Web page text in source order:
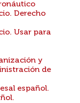
Derecho
Usar para
y
de
español.